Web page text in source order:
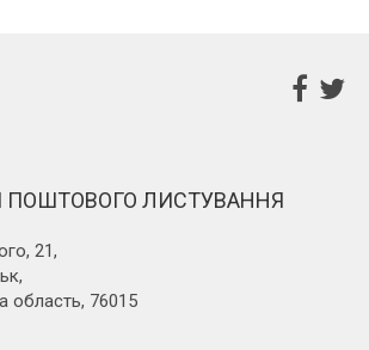
ПОШТОВОГО ЛИСТУВАННЯ
21,
область, 76015